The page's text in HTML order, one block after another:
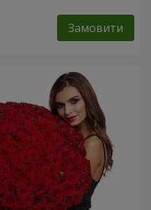
Замовити